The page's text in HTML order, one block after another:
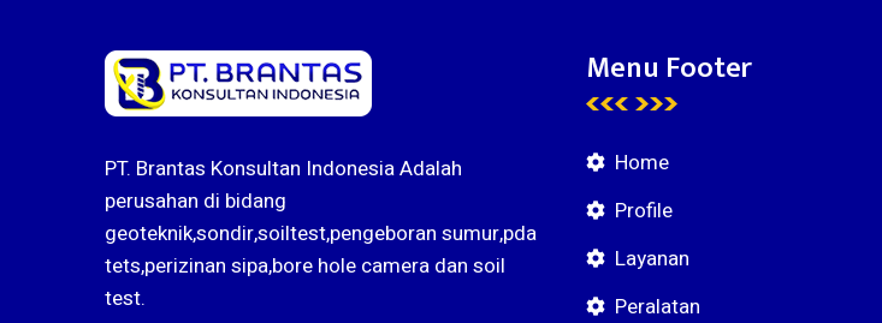
PT. Brantas Konsultan Indonesia Adalah
perusahan di bidang
geoteknik,sondir,soiltest,pengeboran sumur,pda
tets,perizinan sipa,bore hole camera dan soil
test.
Menu Footer
Home
Profile
Layanan
Peralatan